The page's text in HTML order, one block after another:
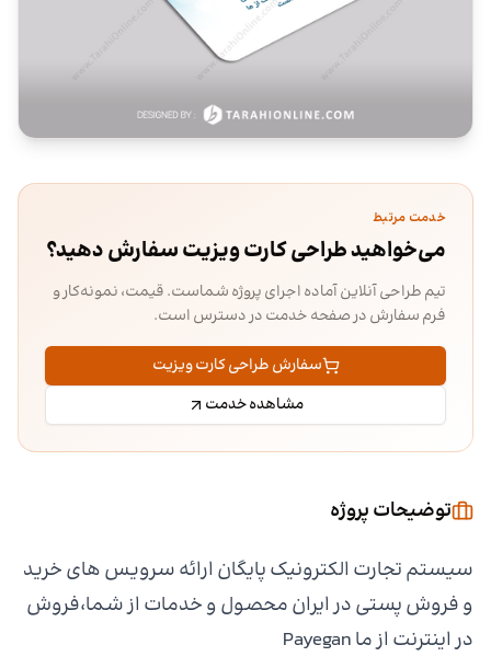
خدمت مرتبط
می‌خواهید طراحی کارت ویزیت سفارش دهید؟
تیم طراحی آنلاین آماده اجرای پروژه شماست. قیمت، نمونه‌کار و
فرم سفارش در صفحه خدمت در دسترس است.
سفارش طراحی کارت ویزیت
مشاهده خدمت
توضیحات پروژه
سیستم تجارت الکترونیک پایگان ارائه سرویس های خرید
و فروش پستی در ایران محصول و خدمات از شما،فروش
در اینترنت از ما Payegan